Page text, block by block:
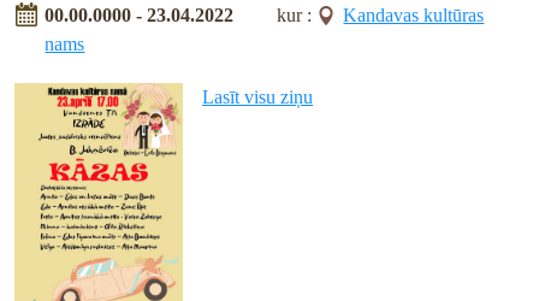
00.00.0000 - 23.04.2022 kur :
Kandavas kultūras
nams
Lasīt visu ziņu